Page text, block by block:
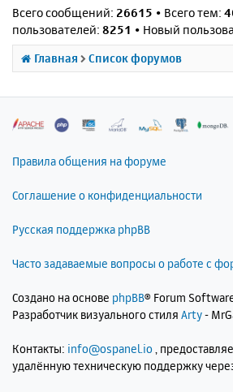
Всего сообщений: 26615 • Всего тем:
пользователей: 8251 • Новый
Главная Список форумов
Правила общения на форуме
Соглашение о конфиденциальности
Русская поддержка phpBB
Часто задаваемые вопросы о работе с
Создано на основе phpBB® Forum
Разработчик визуального стиля Arty-
Контакты: info@ospanel.io ,
удалённую техническую поддержку